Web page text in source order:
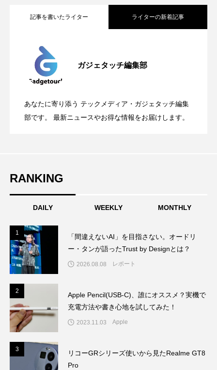
記事を書いたライター ライターの新着記事
ガジェタッチ編集部
あなたに寄り添う テックメディア・ガジェタッチ編集
部です。 最新ニュースやお得な情報をお届けします。
2026.05.04
登場
2026.04.24
Directに動いた理由、担当者も答えられな
2026.04.23 OpenMic Insight：AFEELA開発中止で見
RANKING
DAILY WEEKLY MONTHLY
1
「間違えないAI」を目指さない。オードリ
ー・タンが語ったTrust by Designとは？
2026.08.08 レポート
2
Apple Pencil(USB-C)、誰にオススメ？実機で
充電方法や書き心地を試してみた！
2023.11.03 Apple
3
リコーGRシリーズ使いから見たRealme GT8
Pro